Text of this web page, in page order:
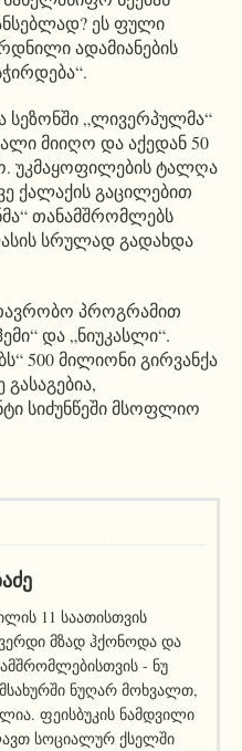
ეს ფული
ადამიანების
სეზონში „ლივერპულმა“
მიიღო და აქედან 50
უკმაყოფილების ტალღა
ქალაქის გაცილებით
თანამშრომლებს
სრულად გადახდა
პროგრამით
და „ნიუკასლი“.
500 მილიონი გირვანქა
სიძუნწეში მსოფლიო
11 საათისთვის
მზად ჰქონოდა და
- ნუ
ნუღარ მოხვალთ,
ფეისბუკის ნამდვილი
სოციალურ ქსელში